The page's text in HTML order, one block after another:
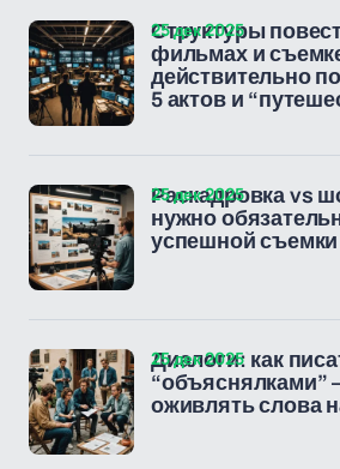
Структуры
фильмах и
действительно
5 актов и
25 дек 2025
Раскадровка vs
нужно
успешной
25 дек 2025
Диалоги: как
“объяснялками”
оживлять слова
25 дек 2025